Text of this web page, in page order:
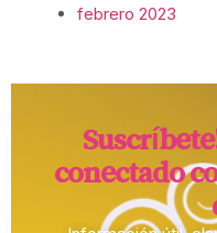
febrero 2023
conectado